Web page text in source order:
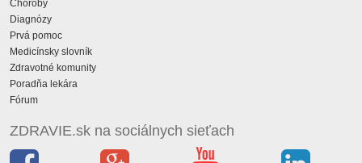
Choroby
Diagnózy
Prvá pomoc
Medicínsky slovník
Zdravotné komunity
Poradňa lekára
Fórum
ZDRAVIE.sk na sociálnych sieťach